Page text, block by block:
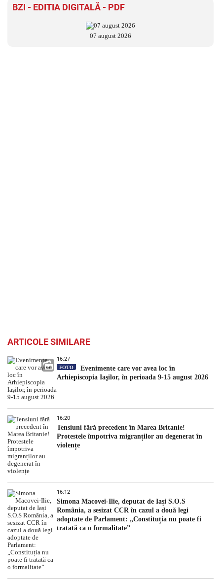
BZI - EDITIA DIGITALĂ - PDF
07 august 2026
ARTICOLE SIMILARE
16:27
FOTO
Evenimente care vor avea loc în
Arhiepiscopia Iaşilor, în perioada 9-15 august 2026
16:20
Tensiuni fără precedent în Marea Britanie!
Protestele împotriva migranților au degenerat în
violențe
16:12
Simona Macovei-Ilie, deputat de Iași S.O.S
România, a sesizat CCR în cazul a două legi
adoptate de Parlament: „Constituția nu poate fi
tratată ca o formalitate”